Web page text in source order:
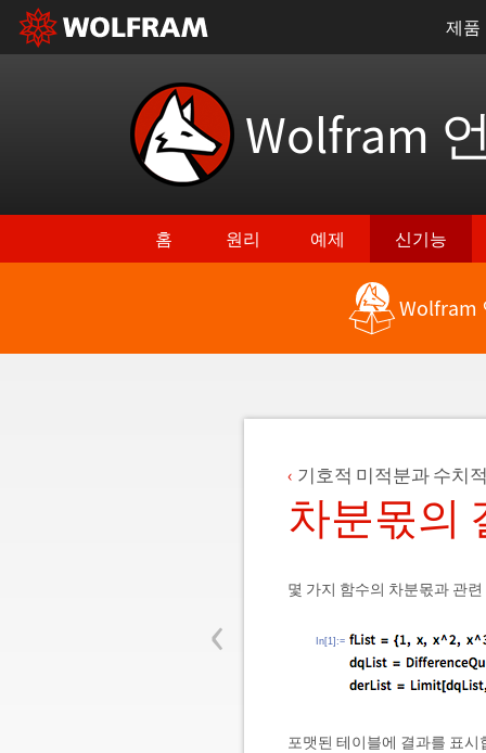
제품
Wolfram
홈 원리 예제 신기능
Wolfram
‹
기호적 미적분과 수치
차분몫의
몇 가지 함수의 차분몫과 관
In[1]:=
포맷된 테이블에 결과를 표시